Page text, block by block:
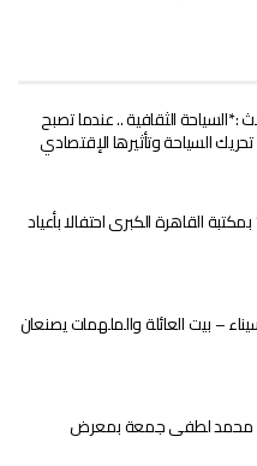
:*السياحة الثقافية .. عندما تصبح
السياحة وتأثيرها الإقتصادي
القاهرة الكبرى احتفالا بأعياد
– بيت العائلة والملهمات يصنعان
محمد لطفى جمعة بمعرض